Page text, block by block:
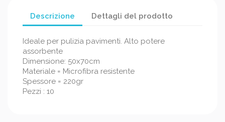
Descrizione Dettagli del prodotto
Ideale per pulizia pavimenti. Alto potere
assorbente
Dimensione: 50x70cm
Materiale = Microfibra resistente
Spessore = 220gr
Pezzi : 10